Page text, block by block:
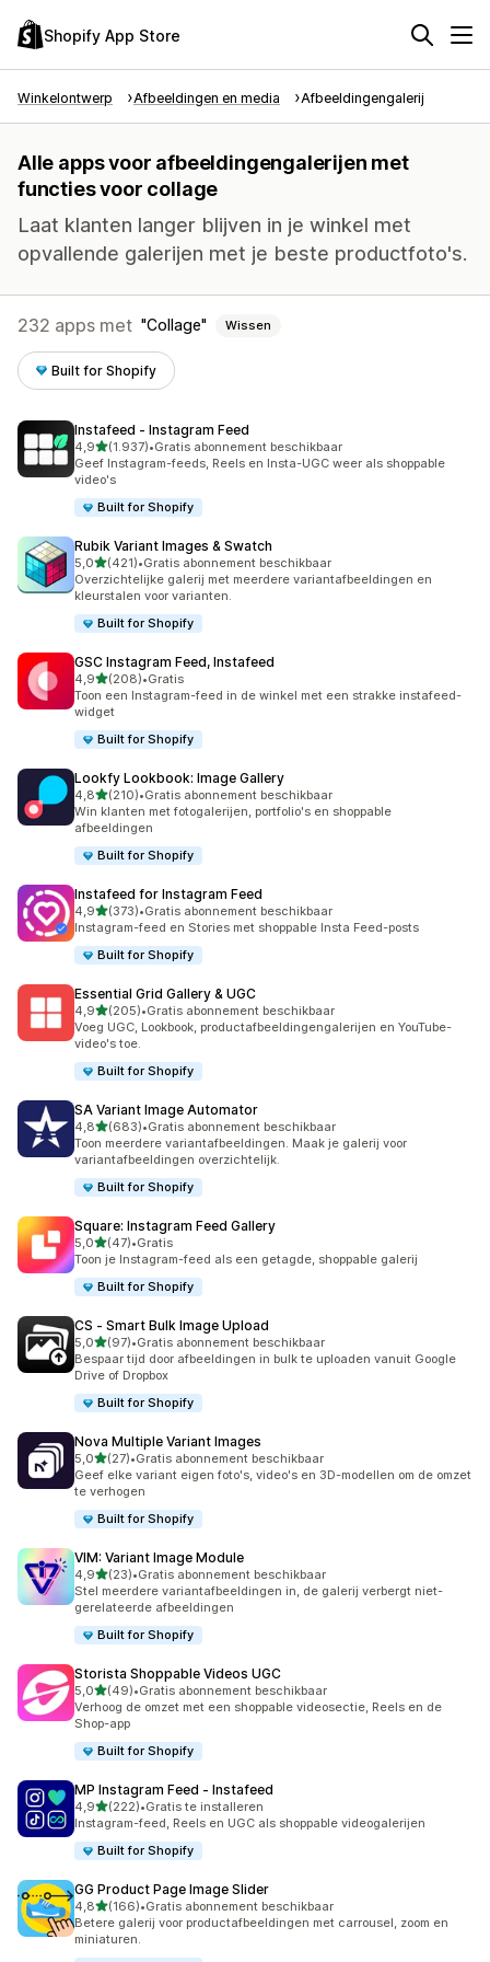
Shopify App Store
Winkelontwerp Afbeeldingen en media Afbeeldingengalerij
Alle apps voor afbeeldingengalerijen met
functies voor collage
Laat klanten langer blijven in je winkel met
opvallende galerijen met je beste productfoto's.
232 apps met Collage Wissen
Built for Shopify
Instafeed ‑ Instagram Feed
4,9van 5 sterren
(1.937)
1937 recensies in totaal
•Gratis abonnement beschikbaar
Geef Instagram-feeds, Reels en Insta-UGC weer als shoppable
video's
Built for Shopify
Rubik Variant Images & Swatch
5,0van 5 sterren
(421)
421 recensies in totaal
•Gratis abonnement beschikbaar
Overzichtelijke galerij met meerdere variantafbeeldingen en
kleurstalen voor varianten.
Built for Shopify
GSC Instagram Feed, Instafeed
4,9van 5 sterren
(208)
208 recensies in totaal
•Gratis
Toon een Instagram-feed in de winkel met een strakke instafeed-
widget
Built for Shopify
Lookfy Lookbook: Image Gallery
4,8van 5 sterren
(210)
210 recensies in totaal
•Gratis abonnement beschikbaar
Win klanten met fotogalerijen, portfolio's en shoppable
afbeeldingen
Built for Shopify
Instafeed for Instagram Feed
4,9van 5 sterren
(373)
373 recensies in totaal
•Gratis abonnement beschikbaar
Instagram-feed en Stories met shoppable Insta Feed-posts
Built for Shopify
Essential Grid Gallery & UGC
4,9van 5 sterren
(205)
205 recensies in totaal
•Gratis abonnement beschikbaar
Voeg UGC, Lookbook, productafbeeldingengalerijen en YouTube-
video's toe.
Built for Shopify
SA Variant Image Automator
4,8van 5 sterren
(683)
683 recensies in totaal
•Gratis abonnement beschikbaar
Toon meerdere variantafbeeldingen. Maak je galerij voor
variantafbeeldingen overzichtelijk.
Built for Shopify
Square: Instagram Feed Gallery
5,0van 5 sterren
(47)
47 recensies in totaal
•Gratis
Toon je Instagram-feed als een getagde, shoppable galerij
Built for Shopify
CS ‑ Smart Bulk Image Upload
5,0van 5 sterren
(97)
97 recensies in totaal
•Gratis abonnement beschikbaar
Bespaar tijd door afbeeldingen in bulk te uploaden vanuit Google
Drive of Dropbox
Built for Shopify
Nova Multiple Variant Images
5,0van 5 sterren
(27)
27 recensies in totaal
•Gratis abonnement beschikbaar
Geef elke variant eigen foto's, video's en 3D-modellen om de omzet
te verhogen
Built for Shopify
VIM: Variant Image Module
4,9van 5 sterren
(23)
23 recensies in totaal
•Gratis abonnement beschikbaar
Stel meerdere variantafbeeldingen in, de galerij verbergt niet-
gerelateerde afbeeldingen
Built for Shopify
Storista Shoppable Videos UGC
5,0van 5 sterren
(49)
49 recensies in totaal
•Gratis abonnement beschikbaar
Verhoog de omzet met een shoppable videosectie, Reels en de
Shop-app
Built for Shopify
MP Instagram Feed ‑ Instafeed
4,9van 5 sterren
(222)
222 recensies in totaal
•Gratis te installeren
Instagram-feed, Reels en UGC als shoppable videogalerijen
Built for Shopify
GG Product Page Image Slider
4,8van 5 sterren
(166)
166 recensies in totaal
•Gratis abonnement beschikbaar
Betere galerij voor productafbeeldingen met carrousel, zoom en
miniaturen.